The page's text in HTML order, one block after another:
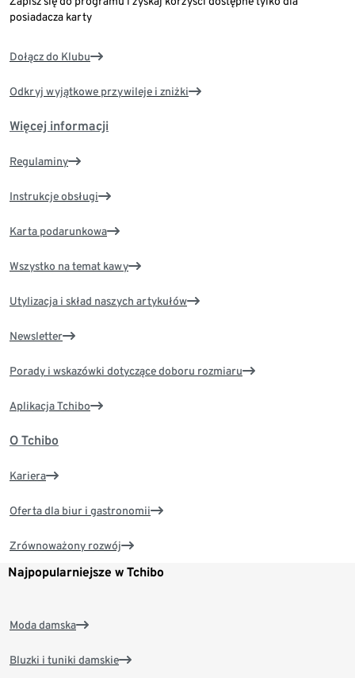
posiadacza karty
Dołącz do Klubu
Odkryj wyjątkowe przywileje i zniżki
Więcej informacji
Regulaminy
Instrukcje obsługi
Karta podarunkowa
Wszystko na temat kawy
Utylizacja i skład naszych artykułów
Newsletter
Porady i wskazówki dotyczące doboru rozmiaru
Aplikacja Tchibo
O Tchibo
Kariera
Oferta dla biur i gastronomii
Zrównoważony rozwój
Najpopularniejsze w Tchibo
Moda damska
Bluzki i tuniki damskie